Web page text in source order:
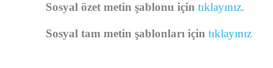
Sosyal özet metin şablonu için tıklayınız.
Sosyal tam metin şablonları için tıklayınız